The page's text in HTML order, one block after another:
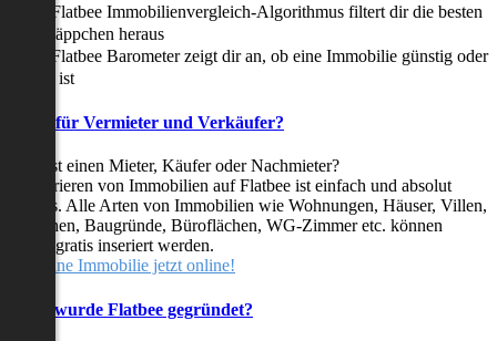
Der Flatbee Immobilienvergleich-Algorithmus filtert dir die besten
Schnäppchen heraus
Der Flatbee Barometer zeigt dir an, ob eine Immobilie günstig oder
teuer ist
für Vermieter und Verkäufer?
suchst einen Mieter, Käufer oder Nachmieter?
Inserieren von Immobilien auf Flatbee ist einfach und absolut
Alle Arten von Immobilien wie Wohnungen, Häuser, Villen,
Baugründe, Büroflächen, WG-Zimmer etc. können
gratis inseriert werden.
deine Immobilie jetzt online!
wurde Flatbee gegründet?